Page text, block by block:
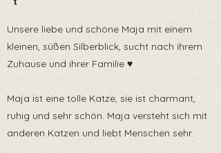
Unsere liebe und schöne Maja mit einem
kleinen, süßen Silberblick, sucht nach ihrem
Zuhause und ihrer Familie ♥️
Maja ist eine tolle Katze, sie ist charmant,
ruhig und sehr schön. Maja versteht sich mit
anderen Katzen und liebt Menschen sehr.